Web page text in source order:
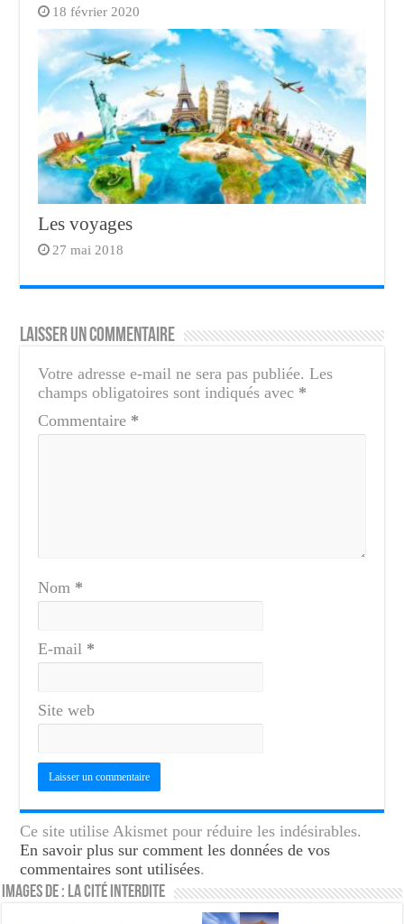
18 février 2020
Les voyages
27 mai 2018
Laisser un commentaire
Votre adresse e-mail ne sera pas publiée. Les
champs obligatoires sont indiqués avec *
Commentaire *
Nom *
E-mail *
Site web
Ce site utilise Akismet pour réduire les indésirables.
En savoir plus sur comment les données de vos
commentaires sont utilisées.
Images de : La Cité Interdite